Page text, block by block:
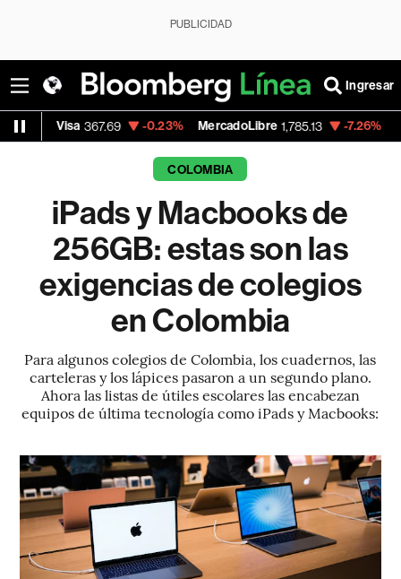
PUBLICIDAD
Ingresar
-0.23% MercadoLibre 1,785.13 -7.26% Banco de
COLOMBIA
iPads y Macbooks de
256GB: estas son las
exigencias de colegios
en Colombia
Para algunos colegios de Colombia, los cuadernos, las
carteleras y los lápices pasaron a un segundo plano.
Ahora las listas de útiles escolares las encabezan
equipos de última tecnología como iPads y Macbooks: